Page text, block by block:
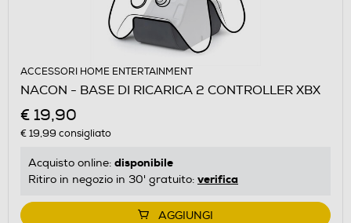
ACCESSORI HOME ENTERTAINMENT
NACON - BASE DI RICARICA 2 CONTROLLER XBX
€ 19,90
€ 19,99 consigliato
Acquisto online: disponibile
Ritiro in negozio in 30' gratuito: verifica
AGGIUNGI